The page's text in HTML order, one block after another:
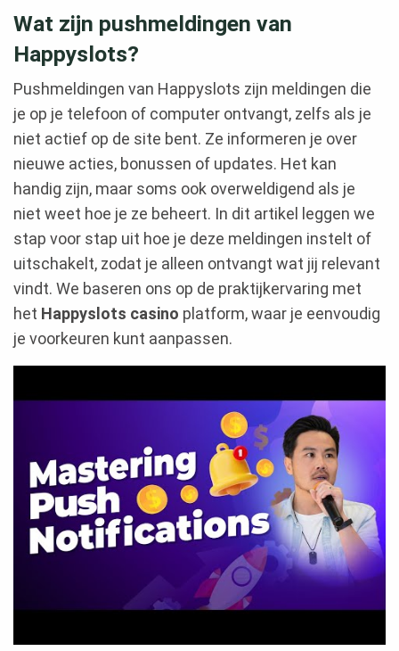
Wat zijn pushmeldingen van
Happyslots?
Pushmeldingen van Happyslots zijn meldingen die
je op je telefoon of computer ontvangt, zelfs als je
niet actief op de site bent. Ze informeren je over
nieuwe acties, bonussen of updates. Het kan
handig zijn, maar soms ook overweldigend als je
niet weet hoe je ze beheert. In dit artikel leggen we
stap voor stap uit hoe je deze meldingen instelt of
uitschakelt, zodat je alleen ontvangt wat jij relevant
vindt. We baseren ons op de praktijkervaring met
het Happyslots casino platform, waar je eenvoudig
je voorkeuren kunt aanpassen.